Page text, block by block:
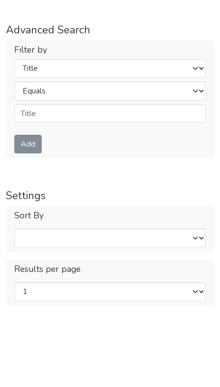
Advanced Search
Filter by
Filters
Operators
Submit
Add
Settings
Sort By
Results per page